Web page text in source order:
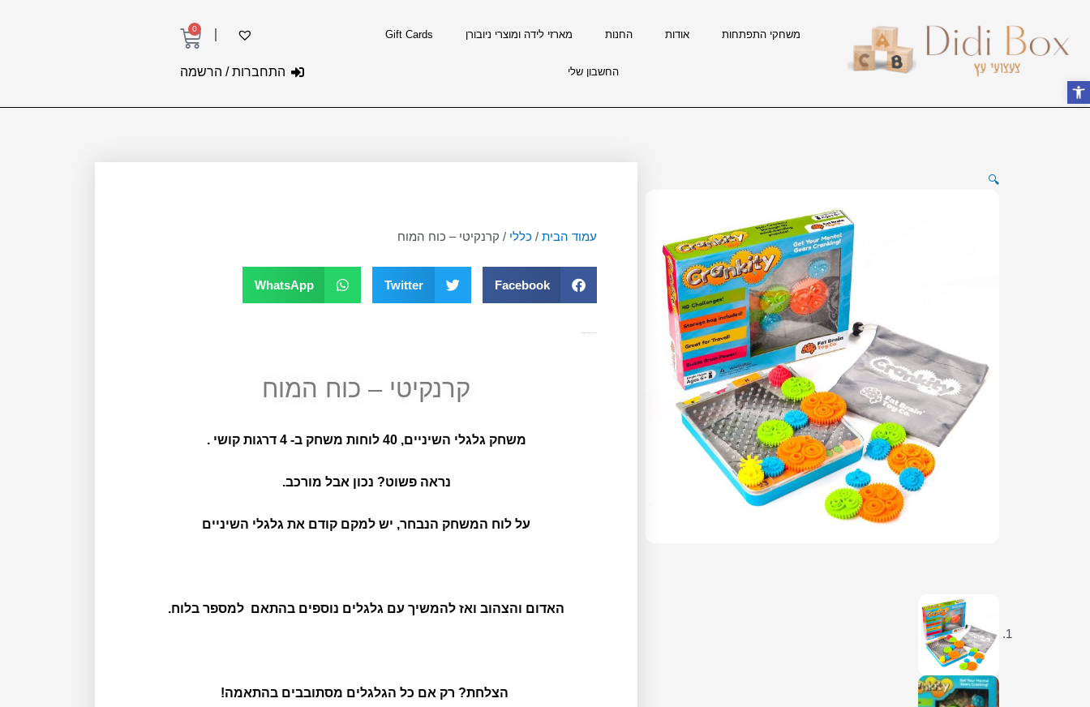
משחקי התפתחות אודות החנות מארזי לידה ומוצרי ניובורן Gift Cards
החשבון שלי התחברות / הרשמה
0
עגלת
🔍
עמוד הבית / כללי / קרנקיטי – כוח המוח
Facebook
Twitter
WhatsApp
קרנקיטי – כוח המוח
משחק גלגלי השיניים, 40 לוחות משחק ב- 4 דרגות קושי .
נראה פשוט? נכון אבל מורכב.
על לוח המשחק הנבחר, יש למקם קודם את גלגלי השיניים
האדום והצהוב ואז להמשיך עם גלגלים נוספים בהתאם למספר בלוח.
הצלחת? רק אם כל הגלגלים מסתובבים בהתאמה!
פתח סרגל נגישות